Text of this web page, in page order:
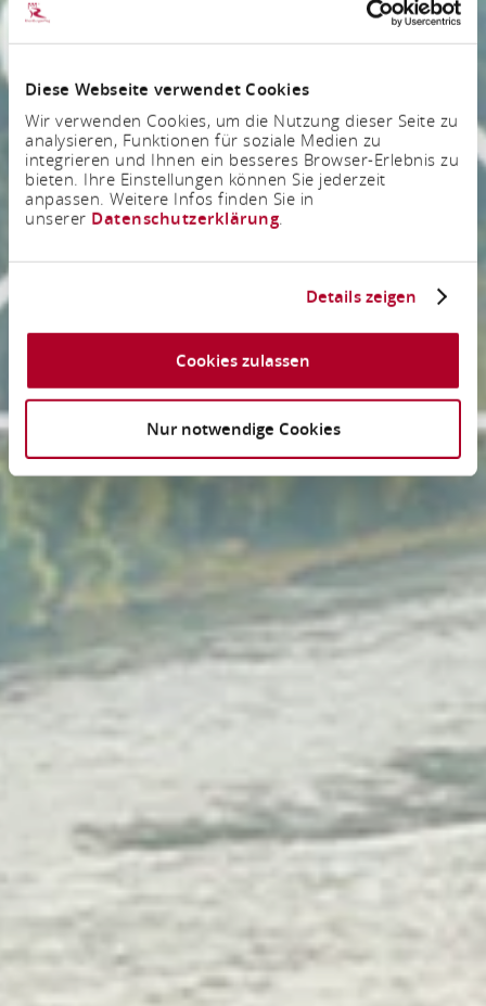
Diese Webseite verwendet Cookies
Wir verwenden Cookies, um die Nutzung dieser Seite zu
analysieren, Funktionen für soziale Medien zu
integrieren und Ihnen ein besseres Browser-Erlebnis zu
bieten. Ihre Einstellungen können Sie jederzeit
anpassen. Weitere Infos finden Sie in
unserer Datenschutzerklärung.
Details zeigen
Cookies zulassen
Nur notwendige Cookies